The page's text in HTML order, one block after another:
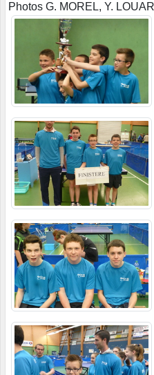
Photos G. MOREL, Y.